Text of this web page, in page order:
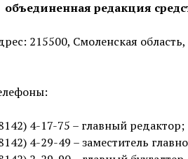
объединенная редакция
215500, Смоленская
4-17-75 – главный редактор;
4-29-49 – заместитель